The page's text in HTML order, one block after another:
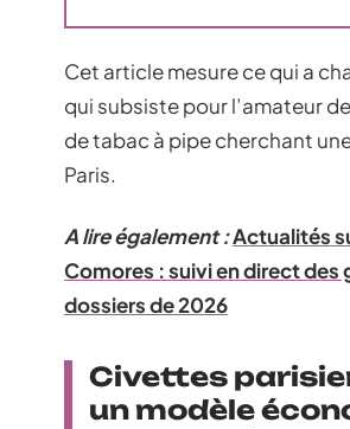
Cet article mesure ce qui a
qui subsiste pour l’amateur
de tabac à pipe cherchant
Paris.
A lire également :Actualités
Comores : suivi en direct des
dossiers de 2026
Civettes
un modèle